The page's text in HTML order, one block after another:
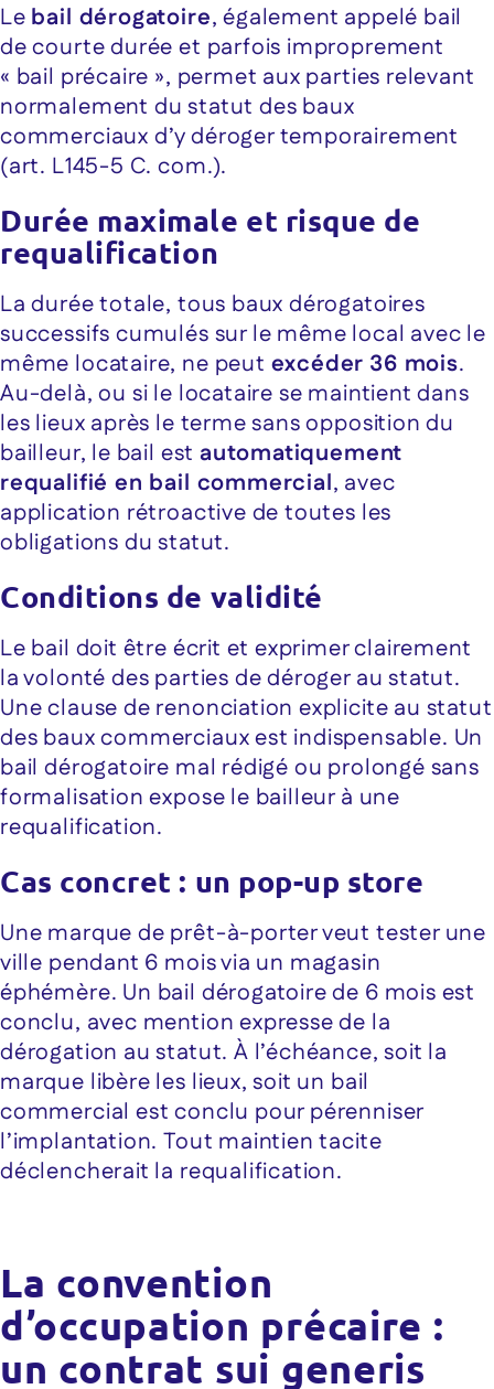
Le bail dérogatoire, également appelé bail
de courte durée et parfois improprement
« bail précaire », permet aux parties relevant
normalement du statut des baux
commerciaux d’y déroger temporairement
(art. L145-5 C. com.).
Durée maximale et risque de
requalification
La durée totale, tous baux dérogatoires
successifs cumulés sur le même local avec le
même locataire, ne peut excéder 36 mois.
Au-delà, ou si le locataire se maintient dans
les lieux après le terme sans opposition du
bailleur, le bail est automatiquement
requalifié en bail commercial, avec
application rétroactive de toutes les
obligations du statut.
Conditions de validité
Le bail doit être écrit et exprimer clairement
la volonté des parties de déroger au statut.
Une clause de renonciation explicite au statut
des baux commerciaux est indispensable. Un
bail dérogatoire mal rédigé ou prolongé sans
formalisation expose le bailleur à une
requalification.
Cas concret : un pop-up store
Une marque de prêt-à-porter veut tester une
ville pendant 6 mois via un magasin
éphémère. Un bail dérogatoire de 6 mois est
conclu, avec mention expresse de la
dérogation au statut. À l’échéance, soit la
marque libère les lieux, soit un bail
commercial est conclu pour pérenniser
l’implantation. Tout maintien tacite
déclencherait la requalification.
La convention
d’occupation précaire :
un contrat sui generis